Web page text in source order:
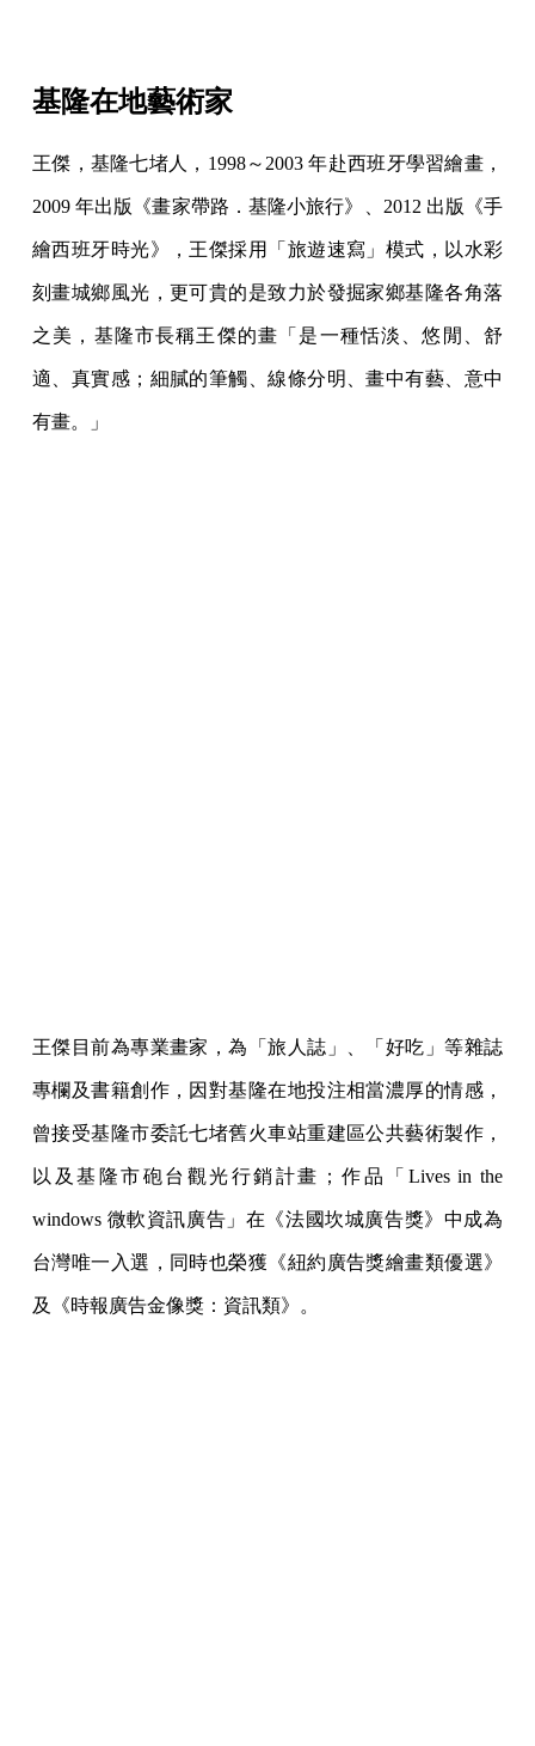
基隆在地藝術家
王傑，基隆七堵人，1998～2003 年赴西班牙學習繪畫，
2009 年出版《畫家帶路．基隆小旅行》、2012 出版《手
繪西班牙時光》，王傑採用「旅遊速寫」模式，以水彩
刻畫城鄉風光，更可貴的是致力於發掘家鄉基隆各角落
之美，基隆市長稱王傑的畫「是一種恬淡、悠閒、舒
適、真實感；細膩的筆觸、線條分明、畫中有藝、意中
有畫。」
王傑目前為專業畫家，為「旅人誌」、「好吃」等雜誌
專欄及書籍創作，因對基隆在地投注相當濃厚的情感，
曾接受基隆市委託七堵舊火車站重建區公共藝術製作，
以及基隆市砲台觀光行銷計畫；作品「Lives in the
windows 微軟資訊廣告」在《法國坎城廣告獎》中成為
台灣唯一入選，同時也榮獲《紐約廣告獎繪畫類優選》
及《時報廣告金像獎：資訊類》。